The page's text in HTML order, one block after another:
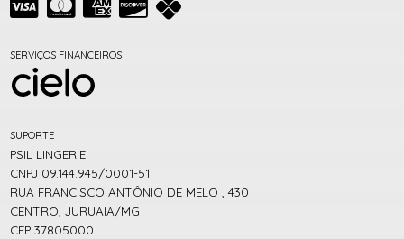
SERVIÇOS FINANCEIROS
SUPORTE
PSIL LINGERIE
CNPJ 09.144.945/0001-51
RUA FRANCISCO ANTÔNIO DE MELO , 430
CENTRO, JURUAIA/MG
CEP 37805000